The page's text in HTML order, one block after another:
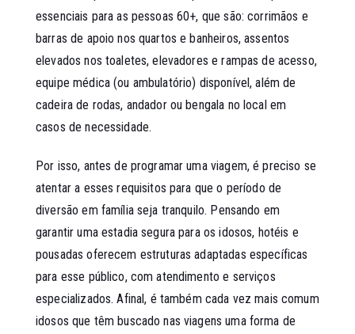
essenciais para as pessoas 60+, que são: corrimãos e
barras de apoio nos quartos e banheiros, assentos
elevados nos toaletes, elevadores e rampas de acesso,
equipe médica (ou ambulatório) disponível, além de
cadeira de rodas, andador ou bengala no local em
casos de necessidade.
Por isso, antes de programar uma viagem, é preciso se
atentar a esses requisitos para que o período de
diversão em família seja tranquilo. Pensando em
garantir uma estadia segura para os idosos, hotéis e
pousadas oferecem estruturas adaptadas específicas
para esse público, com atendimento e serviços
especializados. Afinal, é também cada vez mais comum
idosos que têm buscado nas viagens uma forma de